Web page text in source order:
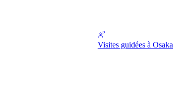
Visites guidées à Osaka